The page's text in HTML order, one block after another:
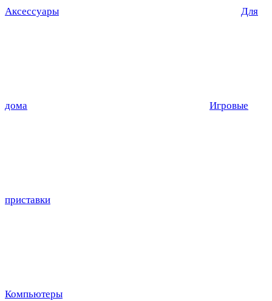
Аксессуары Для
дома Игровые
приставки
Компьютеры